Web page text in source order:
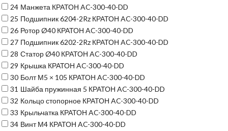
24 Манжета КРАТОН AC-300-40-DD
25 Подшипник 6204-2Rz КРАТОН AC-300-40-DD
26 Ротор Ø40 КРАТОН AC-300-40-DD
27 Подшипник 6202-2Rz КРАТОН AC-300-40-DD
28 Статор Ø40 КРАТОН AC-300-40-DD
29 Крышка КРАТОН AC-300-40-DD
30 Болт М5 × 105 КРАТОН AC-300-40-DD
31 Шайба пружинная 5 КРАТОН AC-300-40-DD
32 Кольцо стопорное КРАТОН AC-300-40-DD
33 Крыльчатка КРАТОН AC-300-40-DD
34 Винт М4 КРАТОН AC-300-40-DD